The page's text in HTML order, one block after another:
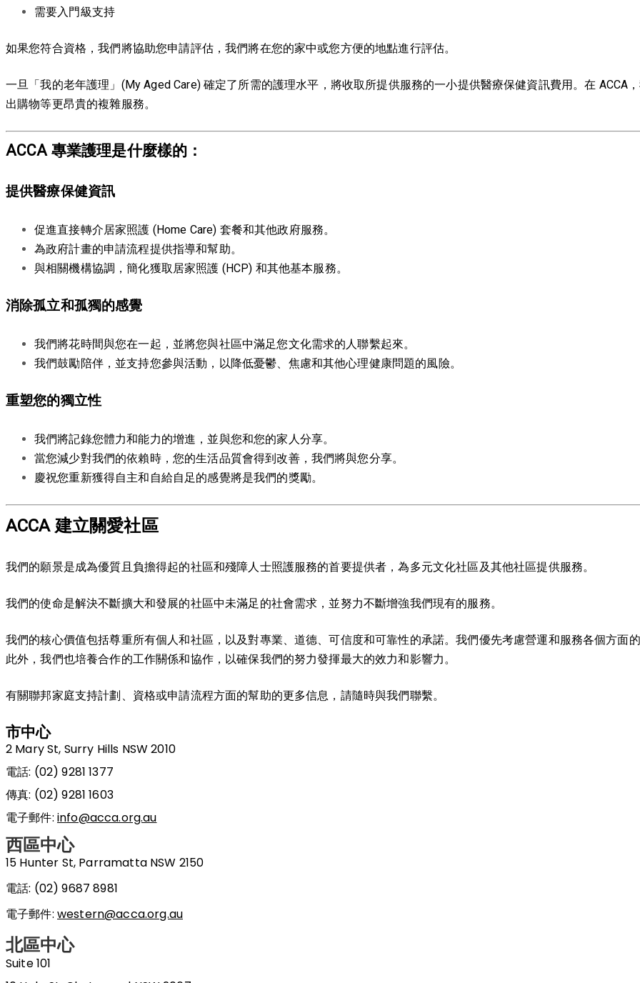
需要入門級支持
如果您符合資格，我們將協助您申請評估，我們將在您的家中或您方便的地點進行評估。
一旦「我的老年護理」(My Aged Care) 確定了所需的護理水平，將收取所提供服務的一小提供醫療保健資訊費用。在 ACCA
出購物等更昂貴的複雜服務。
ACCA 專業護理是什麼樣的：
提供醫療保健資訊
促進直接轉介居家照護 (Home Care) 套餐和其他政府服務。
為政府計畫的申請流程提供指導和幫助。
與相關機構協調，簡化獲取居家照護 (HCP) 和其他基本服務。
消除孤立和孤獨的感覺
我們將花時間與您在一起，並將您與社區中滿足您文化需求的人聯繫起來。
我們鼓勵陪伴，並支持您參與活動，以降低憂鬱、焦慮和其他心理健康問題的風險。
重塑您的獨立性
我們將記錄您體力和能力的增進，並與您和您的家人分享。
當您減少對我們的依賴時，您的生活品質會得到改善，我們將與您分享。
慶祝您重新獲得自主和自給自足的感覺將是我們的獎勵。
ACCA 建立關愛社區
我們的願景是成為優質且負擔得起的社區和殘障人士照護服務的首要提供者，為多元文化社區及其他社區提供服務。
我們的使命是解決不斷擴大和發展的社區中未滿足的社會需求，並努力不斷增強我們現有的服務。
我們的核心價值包括尊重所有個人和社區，以及對專業、道德、可信度和可靠性的承諾。我們優先考慮營運和服務各個方面
此外，我們也培養合作的工作關係和協作，以確保我們的努力發揮最大的效力和影響力。
有關聯邦家庭支持計劃、資格或申請流程方面的幫助的更多信息，請隨時與我們聯繫。
市中心
2 Mary St, Surry Hills NSW 2010
電話: (02) 9281 1377
傳真: (02) 9281 1603
電子郵件: info@acca.org.au
西區中心
15 Hunter St, Parramatta NSW 2150
電話: (02) 9687 8981
電子郵件: western@acca.org.au
北區中心
Suite 101